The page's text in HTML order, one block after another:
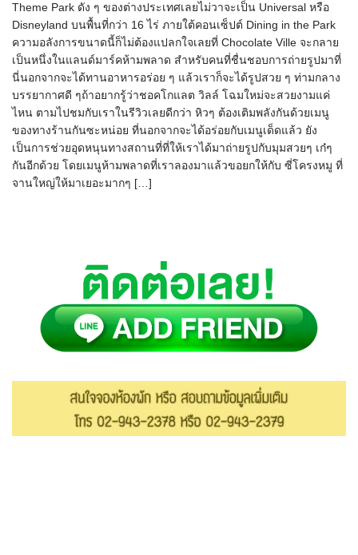
Theme Park ดัง ๆ ของต่างประเทศเลยไม่วาจะเป็น Universal หรือ
Disneyland บนพื้นที่กว่า 16 ไร่ ภายใต้คอนเซ็ปต์ Dining in the Park
ความอลังการขนาดนี้ก็ไม่ต้องแปลกใจเลยที่ Chocolate Ville จะกลาย
เป็นหนึ่งในแลนด์มาร์คห้ามพลาด สำหรับคนที่ชื่นชอบการถ่ายรูปมาที่
นี่นอกจากจะได้ทานอาหารอร่อย ๆ แล้วเราก็จะได้รูปสวย ๆ ท่ามกลาง
บรรยากาศดี ๆถ้าอยากรู้ว่าชอคโกแลต วิลล์ โฉมใหม่จะสวยงามแค่
ไหน ตามไปชมกับเราในรีวิวเลยดีกว่า หิวๆ ต้องเติมพลังกันด้วยเมนู
ของทางร้านกันซะหน่อย ที่นอกจากจะได้อร่อยกับเมนูเด็ดแล้ว ยัง
เป็นการช่วยอุดหนุนทางสถานที่ที่ให้เราได้มาถ่ายรูปกับมุมสวยๆ เก๋ๆ
กันอีกด้วย โดยเมนูห้ามพลาดที่เราลองมาแล้วขอยกให้กับ ซี่โครงหมู ที่
จานใหญ่ให้มาเยอะมากๆ […]